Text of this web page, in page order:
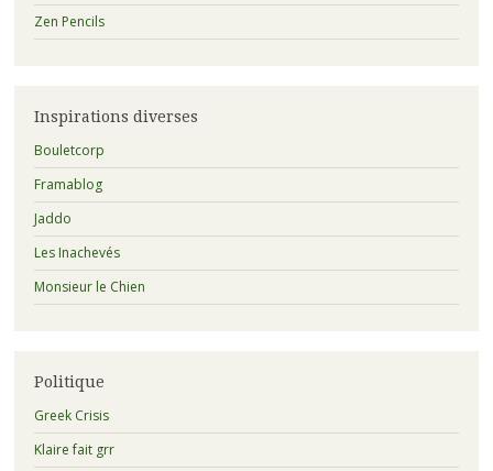
Zen Pencils
Inspirations diverses
Bouletcorp
Framablog
Jaddo
Les Inachevés
Monsieur le Chien
Politique
Greek Crisis
Klaire fait grr